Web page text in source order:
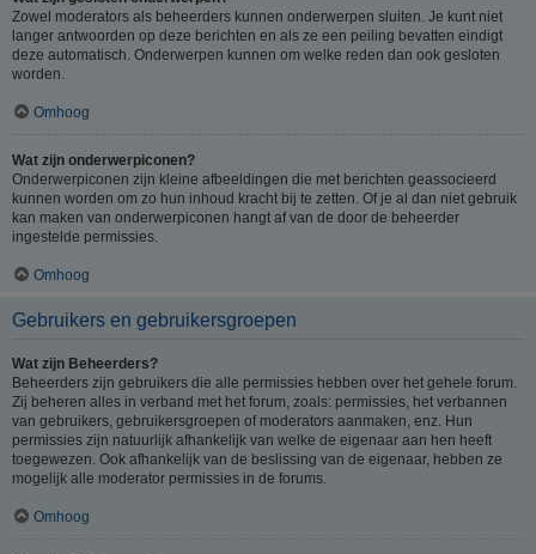
Zowel moderators als beheerders kunnen onderwerpen sluiten. Je kunt niet
langer antwoorden op deze berichten en als ze een peiling bevatten eindigt
deze automatisch. Onderwerpen kunnen om welke reden dan ook gesloten
worden.
Omhoog
Wat zijn onderwerpiconen?
Onderwerpiconen zijn kleine afbeeldingen die met berichten geassocieerd
kunnen worden om zo hun inhoud kracht bij te zetten. Of je al dan niet gebruik
kan maken van onderwerpiconen hangt af van de door de beheerder
ingestelde permissies.
Omhoog
Gebruikers en gebruikersgroepen
Wat zijn Beheerders?
Beheerders zijn gebruikers die alle permissies hebben over het gehele forum.
Zij beheren alles in verband met het forum, zoals: permissies, het verbannen
van gebruikers, gebruikersgroepen of moderators aanmaken, enz. Hun
permissies zijn natuurlijk afhankelijk van welke de eigenaar aan hen heeft
toegewezen. Ook afhankelijk van de beslissing van de eigenaar, hebben ze
mogelijk alle moderator permissies in de forums.
Omhoog